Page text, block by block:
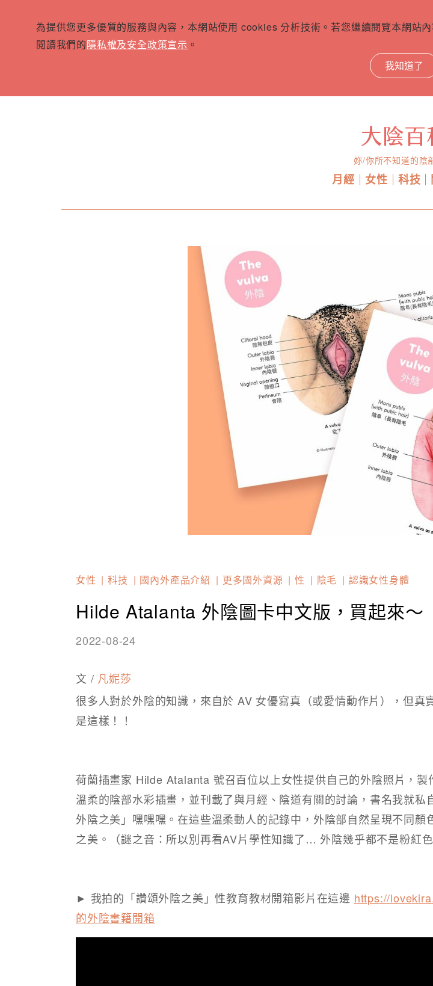
為提供您更多優質的服務與內容，本網站使用 cookies 分析技術。若您繼續閱覽本網站
閱讀我們的隱私權及安全政策宣示 。
我知道了
妳/你所不知道的陰
月經 女性 科技
女性 科技 國內外產品介紹 更多國外資源 性 陰毛 認識女性身體
Hilde Atalanta 外陰圖卡中文版，買起來～
2022-08-24
文 / 凡妮莎
很多人對於外陰的知識，來自於 AV 女優寫真（或愛情動作片），但真
是這樣！！ ​
荷蘭插畫家 Hilde Atalanta 號召百位以上女性提供自己的外陰照片，製
溫柔的陰部水彩插畫，並刊載了與月經、陰道有關的討論，書名我就私
外陰之美」嘿嘿嘿。在這些溫柔動人的記錄中，外陰部自然呈現不同顏
之美。（謎之音：所以別再看AV片學性知識了… 外陰幾乎都不是粉紅
► 我拍的「讚頌外陰之美」性教育教材開箱影片在這邊 https://
的外陰書籍開箱​